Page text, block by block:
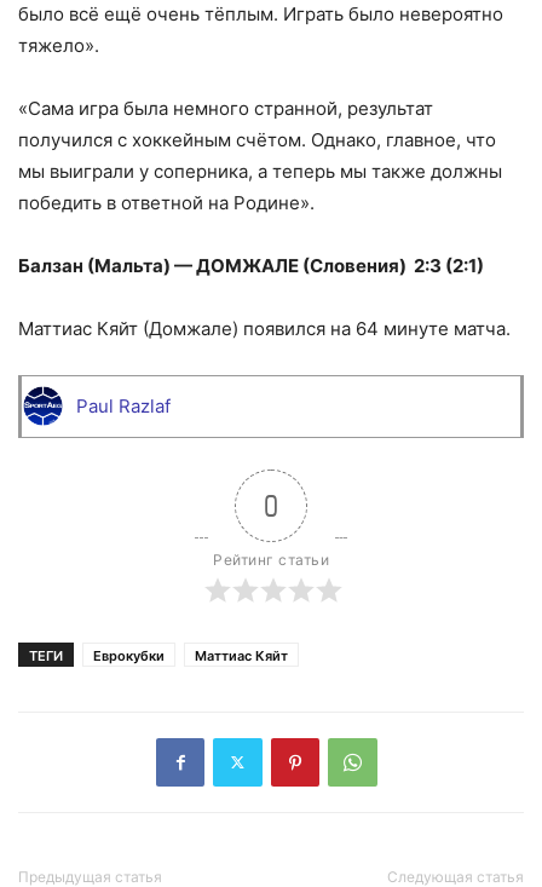
было всё ещё очень тёплым. Играть было невероятно
тяжело».
«Сама игра была немного странной, результат
получился с хоккейным счётом. Однако, главное, что
мы выиграли у соперника, а теперь мы также должны
победить в ответной на Родине».
Балзан (Мальта) — ДОМЖАЛЕ (Словения) 2:3 (2:1)
Маттиас Кяйт (Домжале) появился на 64 минуте матча.
Paul Razlaf
0
Рейтинг статьи
ТЕГИ Еврокубки Маттиас Кяйт
Предыдущая статья Следующая статья